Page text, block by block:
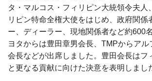
タ・マルコス・フィリピン大統領令夫人
リピン特命全権大使をはじめ、政府関係
ー、ディーラー、現地関係者など約600
ヨタからは豊田章男会長、TMPからアル
会長などが出席しました。豊田会長はフ
と更なる貢献に向けた決意を表明しまし